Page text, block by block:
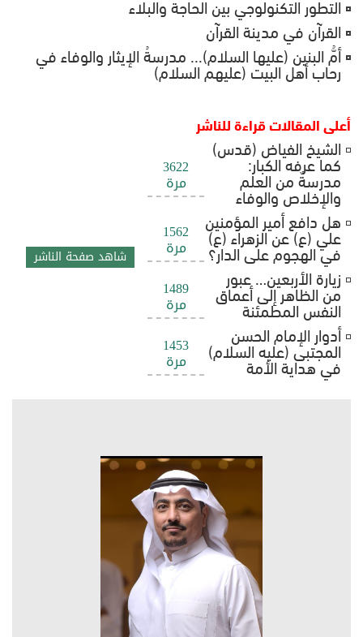
التطور التكنولوجي بين الحاجة والبلاء
القرآن في مدينة القرآن
أمُّ البنين (عليها السلام)... مدرسةُ الإيثار والوفاء في
رحاب أهل البيت (عليهم السلام)
أعلى المقالات قراءة للناشر
الشيخ الفياض (قدس)
كما عرفه الكبار:
مدرسةٌ من العلم
والإخلاص والوفاء
3622
مرة
هل دافع أمير المؤمنين
علي (ع) عن الزهراء (ع)
في الهجوم على الدار؟
1562
مرة
زيارة الأربعين… عبور
من الظاهر إلى أعماق
النفس المطمئنة
1489
مرة
أدوار الإمام الحسن
المجتبى (عليه السلام)
في هداية الأمة
1453
مرة
شاهد صفحة الناشر